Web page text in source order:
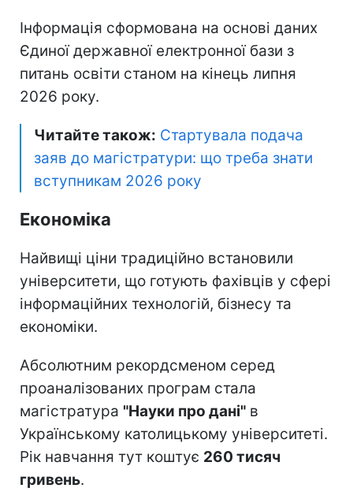
Інформація сформована на основі даних
Єдиної державної електронної бази з
питань освіти станом на кінець липня
2026 року.
Читайте також: Стартувала подача
заяв до магістратури: що треба знати
вступникам 2026 року
Економіка
Найвищі ціни традиційно встановили
університети, що готують фахівців у сфері
інформаційних технологій, бізнесу та
економіки.
Абсолютним рекордсменом серед
проаналізованих програм стала
магістратура "Науки про дані" в
Українському католицькому університеті.
Рік навчання тут коштує 260 тисяч
гривень.